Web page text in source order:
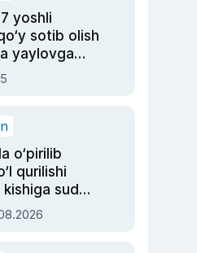
yoshli
sotib olish
yaylovga
yigit
o‘pirilib
qurilishi
kishiga sud